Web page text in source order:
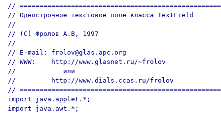
//
// Однострочное текстовое поле класса TextField
//
// (C) Фролов А.В, 1997
//
// E-mail: frolov@glas.apc.org
// WWW:    http://www.glasnet.ru/~frolov
//            или
//         http://www.dials.ccas.ru/frolov
//
import java.applet.*;
import java.awt.*;